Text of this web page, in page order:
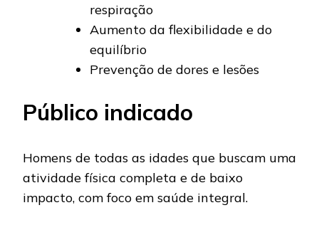
respiração
Aumento da flexibilidade e do
equilíbrio
Prevenção de dores e lesões
Público indicado
Homens de todas as idades que buscam uma
atividade física completa e de baixo
impacto, com foco em saúde integral.